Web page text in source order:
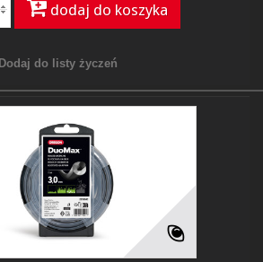
dodaj do koszyka
Dodaj do listy życzeń